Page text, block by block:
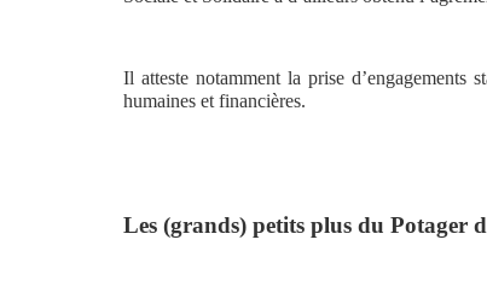
Il atteste notamment la prise d’engagements
humaines et financières.
Les (grands) petits plus du Potager